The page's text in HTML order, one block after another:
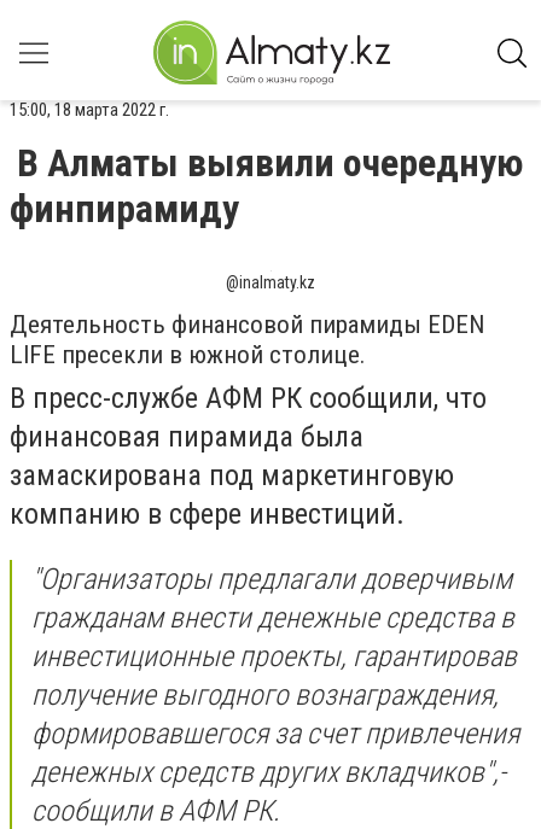
15:00, 18 марта 2022 г.
В Алматы выявили очередную
финпирамиду
@inalmaty.kz
Деятельность финансовой пирамиды EDEN
LIFE пресекли в южной столице.
В пресс-службе АФМ РК сообщили, что
финансовая пирамида была
замаскирована под маркетинговую
компанию в сфере инвестиций.
"Организаторы предлагали доверчивым
гражданам внести денежные средства в
инвестиционные проекты, гарантировав
получение выгодного вознаграждения,
формировавшегося за счет привлечения
денежных средств других вкладчиков",-
сообщили в АФМ РК.